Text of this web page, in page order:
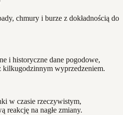
chmury i burze z dokładnością do
i historyczne dane pogodowe,
wyprzedzeniem.
w czasie rzeczywistym,
reakcję na nagłe zmiany.